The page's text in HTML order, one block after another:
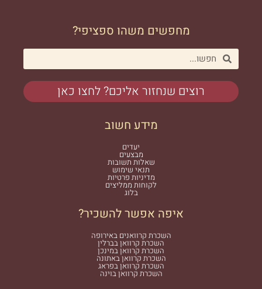
מחפשים משהו ספציפי?
רוצים שנחזור אליכם? לחצו כאן
מידע חשוב
יעדים
מבצעים
שאלות תשובות
תנאי שימוש
מדיניות פרטיות
לקוחות ממליצים
בלוג
איפה אפשר להשכיר?
השכרת קרוואנים באירופה
השכרת קרוואן בברלין
השכרת קרוואן במינכן
השכרת קרוואן באתונה
השכרת קרוואן בפראג
השכרת קרוואן בוינה